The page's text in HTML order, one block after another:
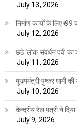
July 13, 2026
निर्माण कार्यों के लिए ₹
July 12, 2026
छठे ‘लोक संवर्धन पर्व’ का
July 11, 2026
मुख्यमंत्री पुष्कर धामी
July 10, 2026
केन्द्रीय रेल मंत्री ने
July 9, 2026